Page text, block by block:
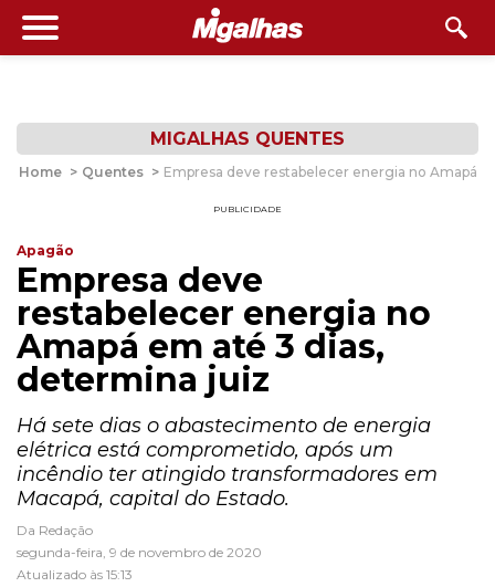
MIGALHAS QUENTES
Home > Quentes > Empresa deve restabelecer energia no Amapá
PUBLICIDADE
Apagão
Empresa deve
restabelecer energia no
Amapá em até 3 dias,
determina juiz
Há sete dias o abastecimento de energia
elétrica está comprometido, após um
incêndio ter atingido transformadores em
Macapá, capital do Estado.
Da Redação
segunda-feira, 9 de novembro de 2020
Atualizado às 15:13